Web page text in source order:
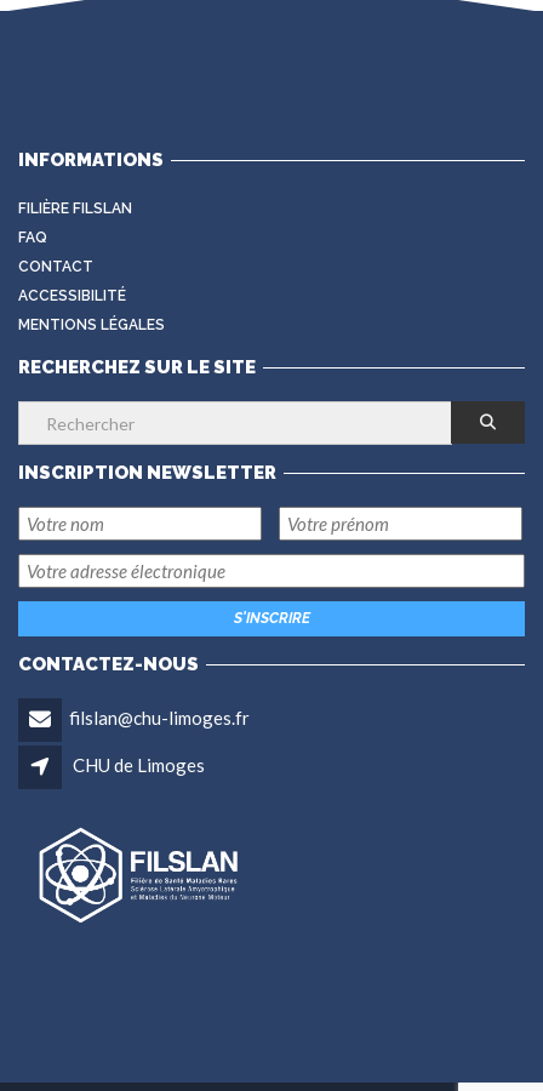
INFORMATIONS
FILIÈRE FILSLAN
FAQ
CONTACT
ACCESSIBILITÉ
MENTIONS LÉGALES
RECHERCHEZ SUR LE SITE
INSCRIPTION NEWSLETTER
CONTACTEZ-NOUS
filslan@chu-limoges.fr
CHU de Limoges